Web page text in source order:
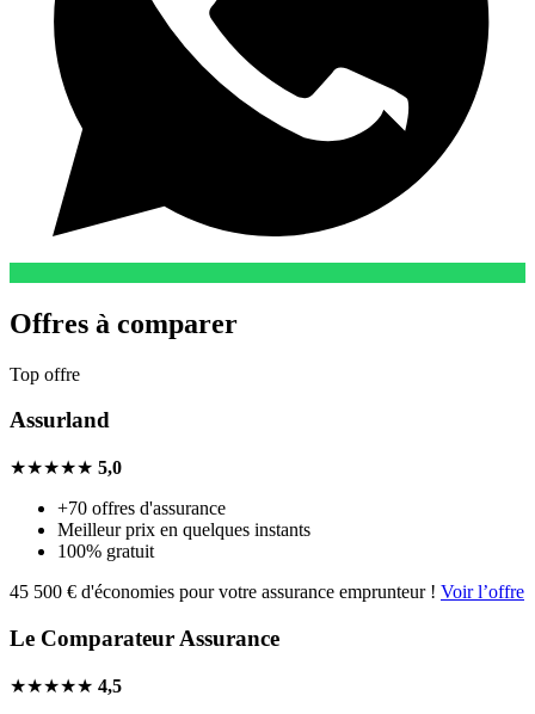
Offres à comparer
Top offre
Assurland
★★★★★ 5,0
+70 offres d'assurance
Meilleur prix en quelques instants
100% gratuit
45 500 € d'économies pour votre assurance emprunteur ! Voir l’offre
Le Comparateur Assurance
★★★★★ 4,5